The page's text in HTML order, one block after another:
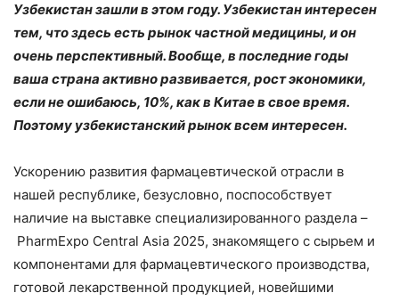
Узбекистан зашли в этом году. Узбекистан интересен
тем, что здесь есть рынок частной медицины, и он
очень перспективный. Вообще, в последние годы
ваша страна активно развивается, рост экономики,
если не ошибаюсь, 10%, как в Китае в свое время.
Поэтому узбекистанский рынок всем интересен.
Ускорению развития фармацевтической отрасли в
нашей республике, безусловно, поспособствует
наличие на выставке специализированного раздела –
PharmExpo Central Asia 2025, знакомящего с сырьем и
компонентами для фармацевтического производства,
готовой лекарственной продукцией, новейшими